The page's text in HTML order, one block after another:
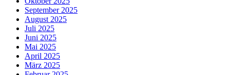
September 2025
August 2025
Juli 2025
Juni 2025
Mai 2025
April 2025
März 2025